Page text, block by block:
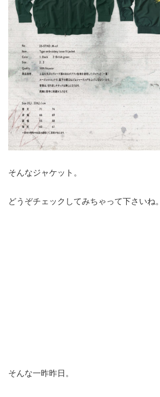
そんなジャケット。
どうぞチェックしてみちゃって下さいね。
そんな一昨昨日。